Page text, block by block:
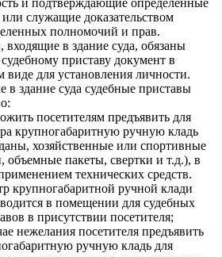
и подтверждающие определенные
или служащие доказательством
полномочий и прав.
входящие в здание суда, обязаны
приставу документ в
виде для установления личности.
в здание суда судебные приставы
посетителям предъявить для
крупногабаритную ручную кладь
хозяйственные или спортивные
объемные пакеты, свертки и т.д.), в
технических средств.
крупногабаритной ручной клади
в помещении для судебных
в присутствии посетителя;
нежелания посетителя предъявить
ручную кладь для